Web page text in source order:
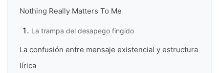
Nothing Really Matters To Me
La trampa del desapego fingido
La confusión entre mensaje existencial y estructura
lírica